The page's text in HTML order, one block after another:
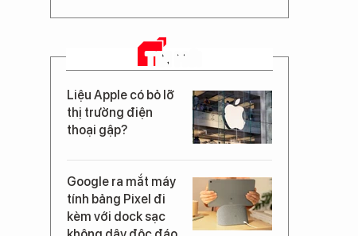
TIN MỚI
Liệu Apple có bỏ lỡ
thị trường điện
thoại gập?
Google ra mắt máy
tính bảng Pixel đi
kèm với dock sạc